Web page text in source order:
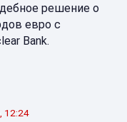
решение о
евро с
Bank.
12:24